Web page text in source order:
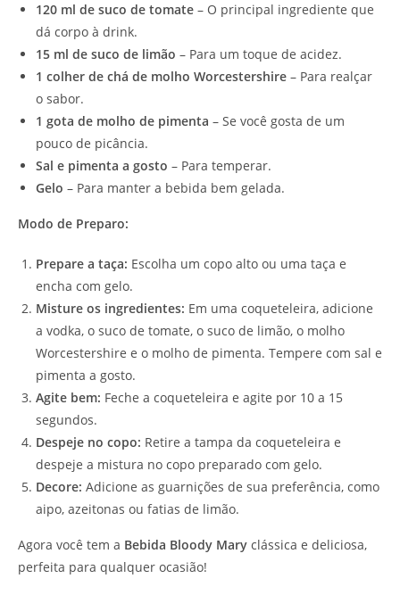
120 ml de suco de tomate – O principal ingrediente que
dá corpo à drink.
15 ml de suco de limão – Para um toque de acidez.
1 colher de chá de molho Worcestershire – Para realçar
o sabor.
1 gota de molho de pimenta – Se você gosta de um
pouco de picância.
Sal e pimenta a gosto – Para temperar.
Gelo – Para manter a bebida bem gelada.
Modo de Preparo:
Prepare a taça: Escolha um copo alto ou uma taça e
encha com gelo.
Misture os ingredientes: Em uma coqueteleira, adicione
a vodka, o suco de tomate, o suco de limão, o molho
Worcestershire e o molho de pimenta. Tempere com sal e
pimenta a gosto.
Agite bem: Feche a coqueteleira e agite por 10 a 15
segundos.
Despeje no copo: Retire a tampa da coqueteleira e
despeje a mistura no copo preparado com gelo.
Decore: Adicione as guarnições de sua preferência, como
aipo, azeitonas ou fatias de limão.
Agora você tem a Bebida Bloody Mary clássica e deliciosa,
perfeita para qualquer ocasião!